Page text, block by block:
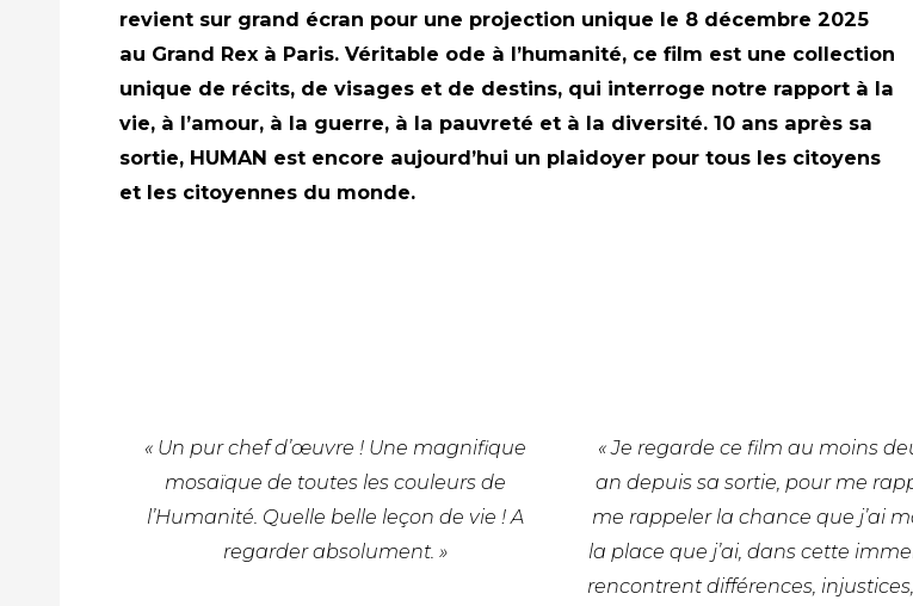
revient sur grand écran pour une projection unique le 8 décembre 2025
au Grand Rex à Paris. Véritable ode à l’humanité, ce film est une collection
unique de récits, de visages et de destins, qui interroge notre rapport à la
vie, à l’amour, à la guerre, à la pauvreté et à la diversité. 10 ans après sa
sortie, HUMAN est encore aujourd’hui un plaidoyer pour tous les citoyens
et les citoyennes du monde.
« Un pur chef d’œuvre ! Une magnifique
mosaïque de toutes les couleurs de
l’Humanité. Quelle belle leçon de vie ! A
regarder absolument. »
« Je regarde ce film au moins
an depuis sa sortie, pour me
me rappeler la chance que j’ai
la place que j’ai, dans cette
rencontrent différences,